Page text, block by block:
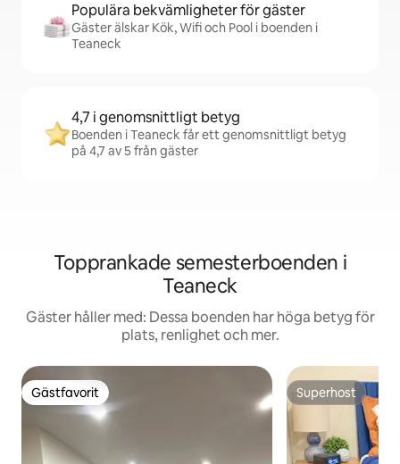
Populära bekvämligheter för gäster
Gäster älskar Kök, Wifi och Pool i boenden i
Teaneck
4,7 i genomsnittligt betyg
Boenden i Teaneck får ett genomsnittligt betyg
på 4,7 av 5 från gäster
Topprankade semesterboenden i
Teaneck
Gäster håller med: Dessa boenden har höga betyg för
plats, renlighet och mer.
Gästfavorit
Gästfavorit Superhost
Superhost